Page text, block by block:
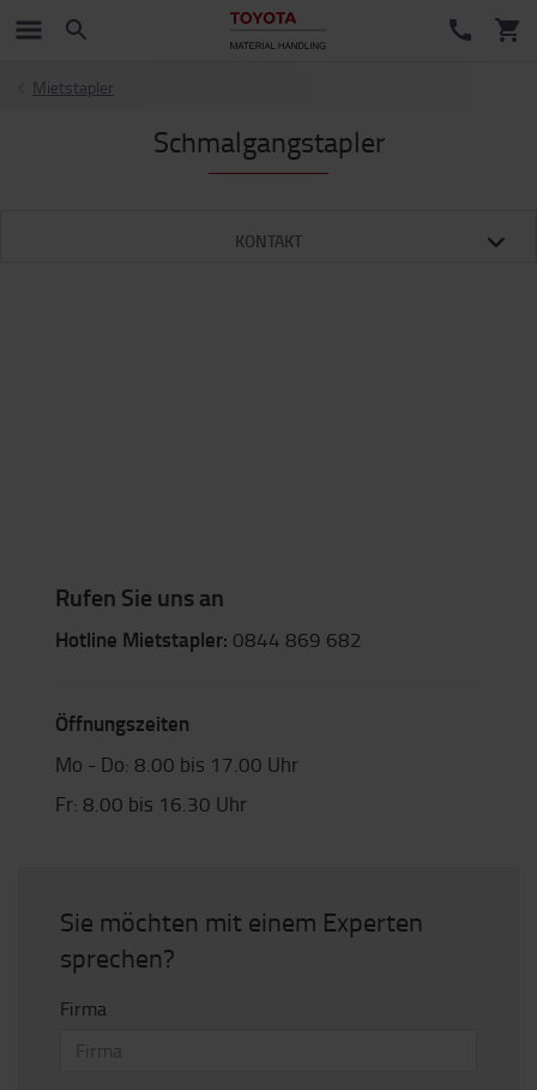
Mietstapler
Schmalgangstapler
KONTAKT
Rufen Sie uns an
Hotline Mietstapler: 0844 869 682
Öffnungszeiten
Mo - Do: 8.00 bis 17.00 Uhr
Fr: 8.00 bis 16.30 Uhr
Sie möchten mit einem Experten
sprechen?
Firma